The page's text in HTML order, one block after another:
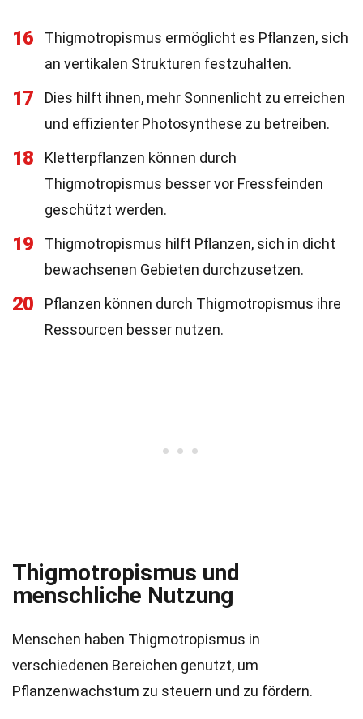
16
Thigmotropismus ermöglicht es Pflanzen, sich
an vertikalen Strukturen festzuhalten.
17
Dies hilft ihnen, mehr Sonnenlicht zu erreichen
und effizienter Photosynthese zu betreiben.
18
Kletterpflanzen können durch
Thigmotropismus besser vor Fressfeinden
geschützt werden.
19
Thigmotropismus hilft Pflanzen, sich in dicht
bewachsenen Gebieten durchzusetzen.
20
Pflanzen können durch Thigmotropismus ihre
Ressourcen besser nutzen.
Thigmotropismus und
menschliche Nutzung
Menschen haben Thigmotropismus in
verschiedenen Bereichen genutzt, um
Pflanzenwachstum zu steuern und zu fördern.